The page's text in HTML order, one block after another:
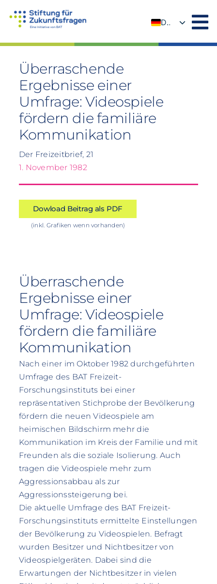
Inhalt
DE
Überraschende
Ergebnisse einer
Umfrage: Videospiele
fördern die familiäre
Kommunikation
Der Freizeitbrief, 21
1. November 1982
Dowload Beitrag als PDF
(inkl. Grafiken wenn vorhanden)
Überraschende
Ergebnisse einer
Umfrage: Videospiele
fördern die familiäre
Kommunikation
Nach einer im Oktober 1982 durchgeführten
Umfrage des BAT Freizeit-
Forschungsinstituts bei einer
repräsentativen Stichprobe der Bevölkerung
fördern die neuen Videospiele am
heimischen Bildschirm mehr die
Kommunikation im Kreis der Familie und mit
Freunden als die soziale Isolierung. Auch
tragen die Videospiele mehr zum
Aggressionsabbau als zur
Aggressionssteigerung bei.
Die aktuelle Umfrage des BAT Freizeit-
Forschungsinstituts ermittelte Einstellungen
der Bevölkerung zu Videospielen. Befragt
wurden Besitzer und Nichtbesitzer von
Videospielgeräten. Dabei sind die
Erwartungen der Nichtbesitzer in vielen